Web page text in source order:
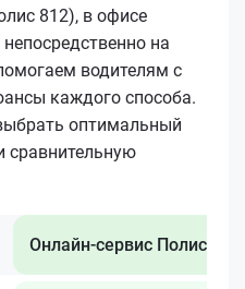
812), в офисе
на
водителям с
каждого способа.
оптимальный
сравнительную
Онлайн-сервис Полис 812